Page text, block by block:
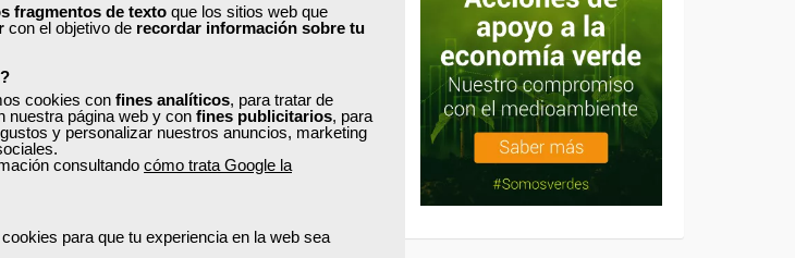
fragmentos de texto que los sitios web que
con el objetivo de recordar información sobre tu
cookies con fines analíticos, para tratar de
nuestra página web y con fines publicitarios, para
y personalizar nuestros anuncios, marketing
consultando cómo trata Google la
para que tu experiencia en la web sea
diaria y bisemanal.